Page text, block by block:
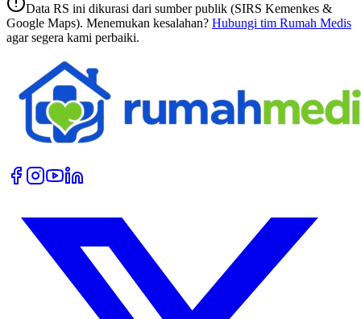
Data RS ini dikurasi dari sumber publik (SIRS Kemenkes &
Google Maps). Menemukan kesalahan? Hubungi tim Rumah Medis
agar segera kami perbaiki.